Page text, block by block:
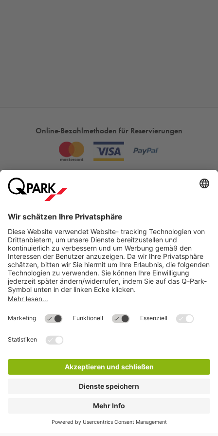
Online-Bezahlmethoden für Reservierungen
Mehr überQ-Park
Hilfe
©Q-ParkDeutschland (2018)